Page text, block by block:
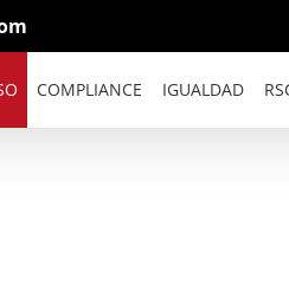
COMPLIANCE IGUALDAD